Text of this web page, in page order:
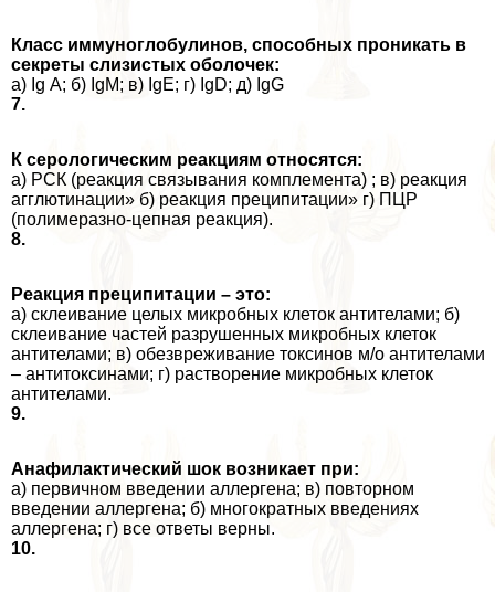
Класс иммуноглобулинов, способных проникать в
секреты слизистых оболочек:
а) Ig А; б) IgM; в) IgE; г) IgD; д) IgG
7.
К серологическим реакциям относятся:
а) РСК (реакция связывания комплемента) ; в) реакция
агглютинации» б) реакция преципитации» г) ПЦР
(полимеразно-цепная реакция).
8.
Реакция преципитации – это:
а) склеивание целых микробных клеток антителами; б)
склеивание частей разрушенных микробных клеток
антителами; в) обезвреживание токсинов м/о антителами
– антитоксинами; г) растворение микробных клеток
антителами.
9.
Анафилактический шок возникает при:
а) первичном введении аллергена; в) повторном
введении аллергена; б) многократных введениях
аллергена; г) все ответы верны.
10.